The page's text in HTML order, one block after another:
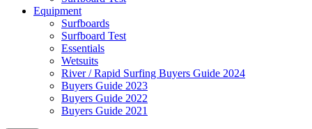
Equipment
Surfboards
Surfboard Test
Essentials
Wetsuits
River / Rapid Surfing Buyers Guide 2024
Buyers Guide 2023
Buyers Guide 2022
Buyers Guide 2021